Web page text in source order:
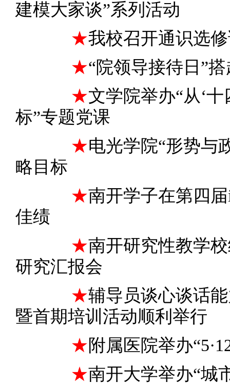
建模大家谈”系列活动
★我校召开通识选
★“院领导接待日”
★文学院举办“从‘
标”专题党课
★电光学院“形势与
略目标
★南开学子在第四
佳绩
★南开研究性教学
研究汇报会
★辅导员谈心谈话
暨首期培训活动顺利举行
★附属医院举办
★南开大学举办“城